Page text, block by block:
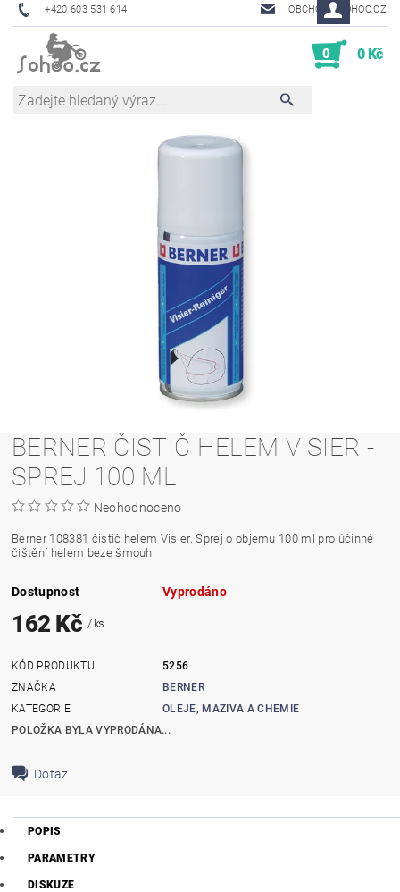
+420 603 531 614 OBCHOD@SOHOO.CZ
0 0 Kč
BERNER ČISTIČ HELEM VISIER -
SPREJ 100 ML
Neohodnoceno
Berner 108381 čistič helem Visier. Sprej o objemu 100 ml pro účinné
čištění helem beze šmouh.
Dostupnost Vyprodáno
162 Kč / ks
KÓD PRODUKTU
5256
ZNAČKA
BERNER
KATEGORIE
OLEJE, MAZIVA A CHEMIE
POLOŽKA BYLA VYPRODÁNA...
Dotaz
POPIS
PARAMETRY
DISKUZE